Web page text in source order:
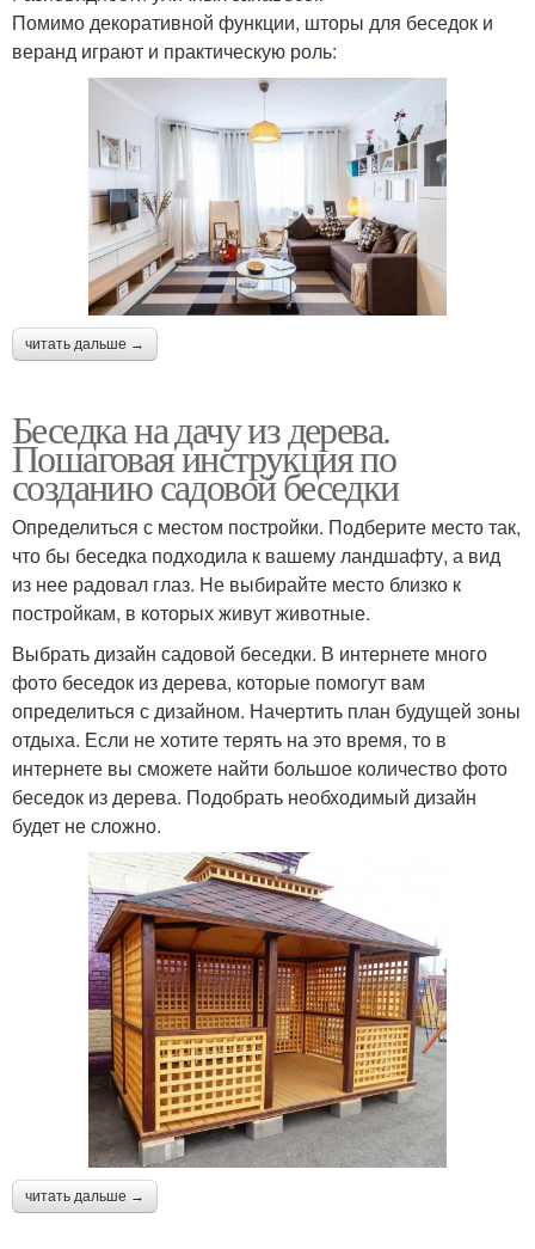
Помимо декоративной функции, шторы для беседок и
веранд играют и практическую роль:
читать дальше →
Беседка на дачу из дерева.
Пошаговая инструкция по
созданию садовой беседки
Определиться с местом постройки. Подберите место так,
что бы беседка подходила к вашему ландшафту, а вид
из нее радовал глаз. Не выбирайте место близко к
постройкам, в которых живут животные.
Выбрать дизайн садовой беседки. В интернете много
фото беседок из дерева, которые помогут вам
определиться с дизайном. Начертить план будущей зоны
отдыха. Если не хотите терять на это время, то в
интернете вы сможете найти большое количество фото
беседок из дерева. Подобрать необходимый дизайн
будет не сложно.
читать дальше →